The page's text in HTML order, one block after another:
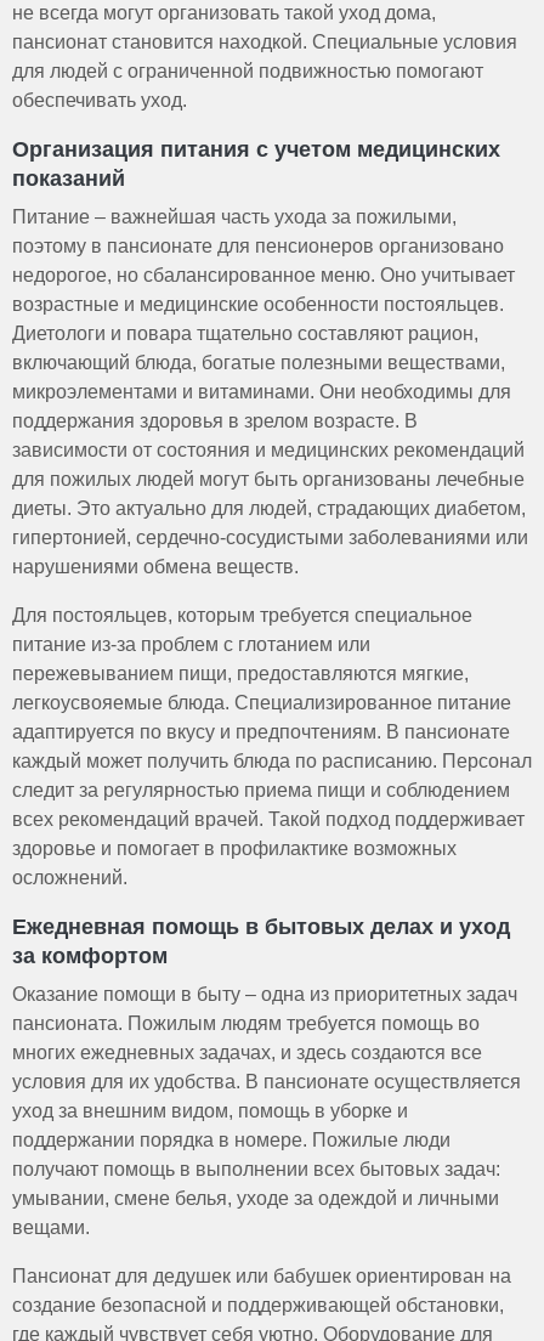
не всегда могут организовать такой уход дома,
пансионат становится находкой. Специальные условия
для людей с ограниченной подвижностью помогают
обеспечивать уход.
Организация питания с учетом медицинских
показаний
Питание – важнейшая часть ухода за пожилыми,
поэтому в пансионате для пенсионеров организовано
недорогое, но сбалансированное меню. Оно учитывает
возрастные и медицинские особенности постояльцев.
Диетологи и повара тщательно составляют рацион,
включающий блюда, богатые полезными веществами,
микроэлементами и витаминами. Они необходимы для
поддержания здоровья в зрелом возрасте. В
зависимости от состояния и медицинских рекомендаций
для пожилых людей могут быть организованы лечебные
диеты. Это актуально для людей, страдающих диабетом,
гипертонией, сердечно-сосудистыми заболеваниями или
нарушениями обмена веществ.
Для постояльцев, которым требуется специальное
питание из-за проблем с глотанием или
пережевыванием пищи, предоставляются мягкие,
легкоусвояемые блюда. Специализированное питание
адаптируется по вкусу и предпочтениям. В пансионате
каждый может получить блюда по расписанию. Персонал
следит за регулярностью приема пищи и соблюдением
всех рекомендаций врачей. Такой подход поддерживает
здоровье и помогает в профилактике возможных
осложнений.
Ежедневная помощь в бытовых делах и уход
за комфортом
Оказание помощи в быту – одна из приоритетных задач
пансионата. Пожилым людям требуется помощь во
многих ежедневных задачах, и здесь создаются все
условия для их удобства. В пансионате осуществляется
уход за внешним видом, помощь в уборке и
поддержании порядка в номере. Пожилые люди
получают помощь в выполнении всех бытовых задач:
умывании, смене белья, уходе за одеждой и личными
вещами.
Пансионат для дедушек или бабушек ориентирован на
создание безопасной и поддерживающей обстановки,
где каждый чувствует себя уютно. Оборудование для